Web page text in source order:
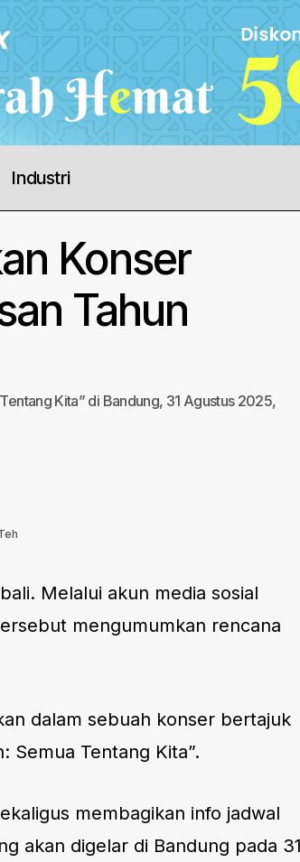
Industri
Konser
Tahun
Kita” di Bandung, 31 Agustus 2025,
Melalui akun media sosial
mengumumkan rencana
dalam sebuah konser bertajuk
Tentang Kita”.
membagikan info jadwal
akan digelar di Bandung pada